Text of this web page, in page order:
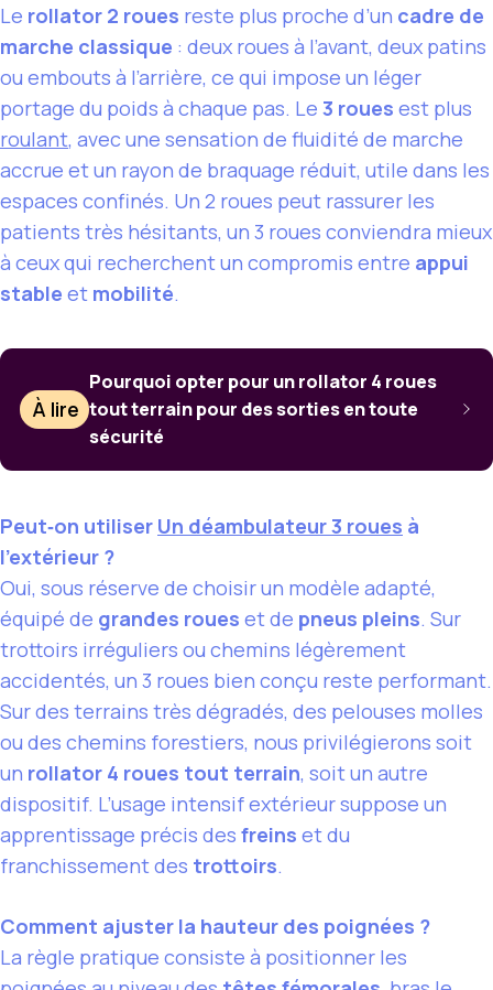
Le rollator 2 roues reste plus proche d’un cadre de
marche classique : deux roues à l’avant, deux patins
ou embouts à l’arrière, ce qui impose un léger
portage du poids à chaque pas. Le 3 roues est plus
roulant, avec une sensation de fluidité de marche
accrue et un rayon de braquage réduit, utile dans les
espaces confinés. Un 2 roues peut rassurer les
patients très hésitants, un 3 roues conviendra mieux
à ceux qui recherchent un compromis entre appui
stable et mobilité.
À lire
Pourquoi opter pour un rollator 4 roues
tout terrain pour des sorties en toute
sécurité
Peut‑on utiliser Un déambulateur 3 roues à
l’extérieur ?
Oui, sous réserve de choisir un modèle adapté,
équipé de grandes roues et de pneus pleins. Sur
trottoirs irréguliers ou chemins légèrement
accidentés, un 3 roues bien conçu reste performant.
Sur des terrains très dégradés, des pelouses molles
ou des chemins forestiers, nous privilégierons soit
un rollator 4 roues tout terrain, soit un autre
dispositif. L’usage intensif extérieur suppose un
apprentissage précis des freins et du
franchissement des trottoirs.
Comment ajuster la hauteur des poignées ?
La règle pratique consiste à positionner les